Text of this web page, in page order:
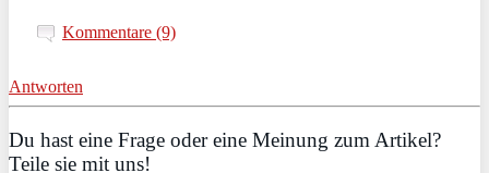
Kommentare (9)
Antworten
Du hast eine Frage oder eine Meinung zum Artikel?
Teile sie mit uns!